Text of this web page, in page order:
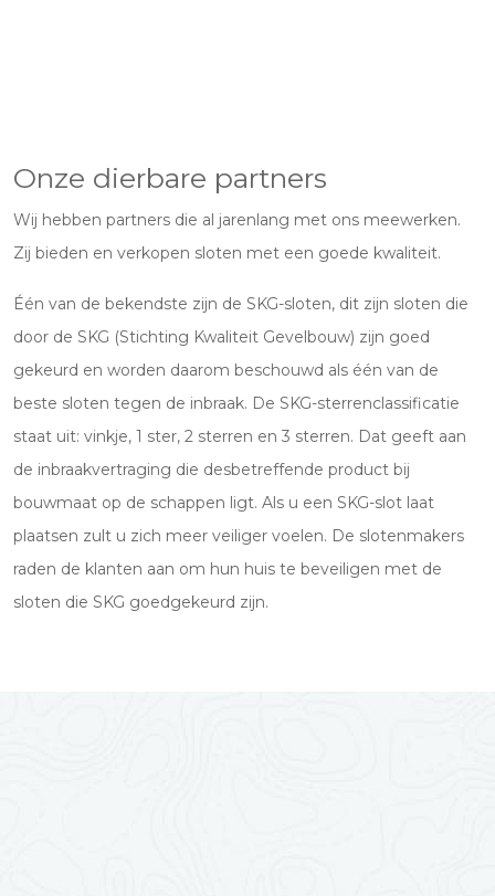
Onze dierbare partners
Wij hebben partners die al jarenlang met ons meewerken.
Zij bieden en verkopen sloten met een goede kwaliteit.
Één van de bekendste zijn de SKG-sloten, dit zijn sloten die
door de SKG (Stichting Kwaliteit Gevelbouw) zijn goed
gekeurd en worden daarom beschouwd als één van de
beste sloten tegen de inbraak. De SKG-sterrenclassificatie
staat uit: vinkje, 1 ster, 2 sterren en 3 sterren. Dat geeft aan
de inbraakvertraging die desbetreffende product bij
bouwmaat op de schappen ligt. Als u een SKG-slot laat
plaatsen zult u zich meer veiliger voelen. De slotenmakers
raden de klanten aan om hun huis te beveiligen met de
sloten die SKG goedgekeurd zijn.